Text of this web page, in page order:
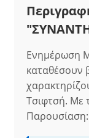
Ενημέρωση
καταθέσουν
Τσιφτσή. Με